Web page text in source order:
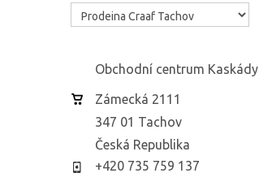
Obchodní centrum Kaskády
Zámecká 2111
347 01 Tachov
Česká Republika
+420 735 759 137